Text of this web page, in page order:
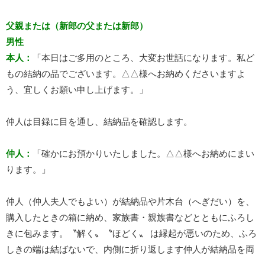
父親または（新郎の父または新郎）
男性
本人：
「本日はご多用のところ、大変お世話になります。私ど
もの結納の品でございます。△△様へお納めくださいますよ
う、宜しくお願い申し上げます。」
仲人は目録に目を通し、結納品を確認します。
仲人：
「確かにお預かりいたしました。△△様へお納めにまい
ります。」
仲人（仲人夫人でもよい）が結納品や片木台（へぎだい）を、
購入したときの箱に納め、家族書・親族書などとともにふろし
きに包みます。〝解く〟〝ほどく〟 は縁起が悪いのため、ふろ
しきの端は結ばないで、内側に折り返します仲人が結納品を両